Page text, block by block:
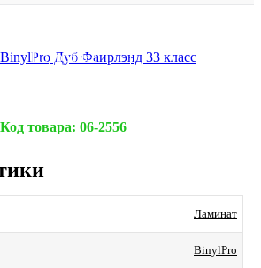
Подробнее
Код товара: 06-2556
Ламинат
BinylPro